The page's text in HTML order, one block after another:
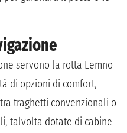
servono la rotta Lemno
di opzioni di comfort,
traghetti convenzionali o
talvolta dotate di cabine